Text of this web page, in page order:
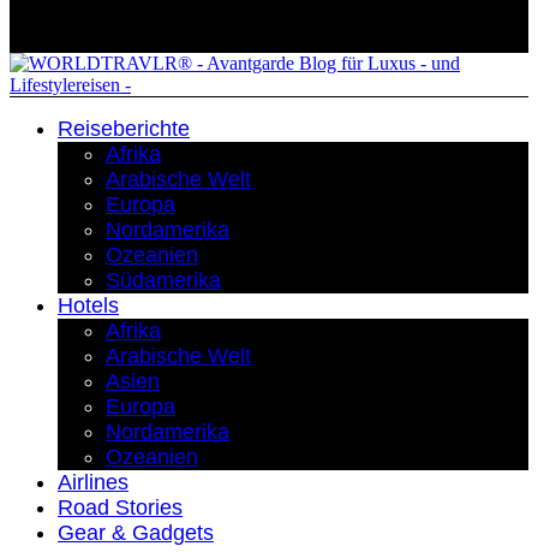
Reiseberichte
Afrika
Arabische Welt
Europa
Nordamerika
Ozeanien
Südamerika
Hotels
Afrika
Arabische Welt
Asien
Europa
Nordamerika
Ozeanien
Airlines
Road Stories
Gear & Gadgets